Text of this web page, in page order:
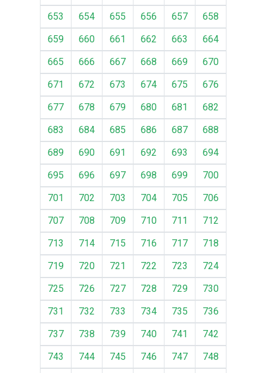
653
654 655 656 657
658
659
660 661 662 663
664
665
666 667 668 669
670
671
672 673 674 675
676
677
678 679 680 681
682
683
684 685 686 687
688
689
690 691 692 693
694
695
696 697 698 699
700
701
702 703 704 705
706
707
708 709 710 711
712
713
714 715 716 717
718
719
720 721 722 723
724
725
726 727 728 729
730
731
732 733 734 735
736
737
738 739 740 741
742
743
744 745 746 747
748